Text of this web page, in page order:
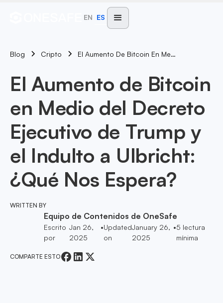
EN ES
Blog Cripto El Aumento De Bitcoin En Medio Del Decreto Ejecutivo De Trump Y El Indulto A Ulbricht: ¿Qué Nos Espera?
El Aumento de Bitcoin
en Medio del Decreto
Ejecutivo de Trump y
el Indulto a Ulbricht:
¿Qué Nos Espera?
WRITTEN BY
Equipo de Contenidos de OneSafe
Escrito
por
Jan 26,
2025
•Updated
on
January 26,
2025
•5 lectura
mínima
COMPARTE ESTO